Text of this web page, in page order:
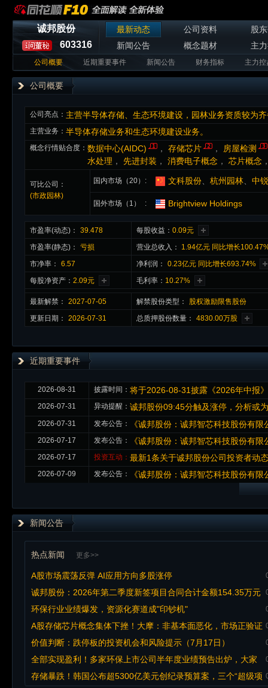
诚邦股份
603316
最新动态 公司资料
股
新闻公告
概念题材 主
公司概要 近期重要事件 新闻公告 财务指标 主力控
公司概要
公司亮点： 主营半导体存储、生态环境建设，园林业务资质较为
主营业务： 半导体存储业务和生态环境建设业务。
概念行情贴合度： 数据中心(AIDC) ， 存储芯片 ， 房屋检测
水处理 ， 先进封装 ， 消费电子概念 ， 芯片概念
可比公司：
(市政园林)
国内市场（20） 文科股份 杭州园林 中
国外市场（1） Brightview Holdings
市盈率(动态)： 39.478 每股收益： 0.09元
市盈率(静态)：
亏损 营业总收入： 1.94亿元 同比增长
市净率：
6.57 净利润：
0.23亿元 同比增长693.74%
每股净资产： 2.09元 毛利率： 10.27%
最新解禁 ： 2027-07-05 解禁股份类型：
股权激励限售股份
更新日期：
2026-07-31 总质押股份数量： 4830.00万股
近期重要事件
2026-08-31 披露时间： 将于2026-08-31披露《2026年中报》
2026-07-31 异动提醒： 诚邦股份09:45分触及涨停，分析或
2026-07-31 发布公告： 《诚邦股份：诚邦智芯科技股份有
2026-07-17 发布公告： 《诚邦股份：诚邦智芯科技股份有
2026-07-17 投资互动： 最新1条关于诚邦股份公司投资者动
2026-07-09 发布公告： 《诚邦股份：诚邦智芯科技股份有
新闻公告
热点新闻 更多>>
A股市场震荡反弹 AI应用方向多股涨停
诚邦股份：2026年第二季度新签项目合同合计金额154.35万元
环保行业业绩爆发，资源化赛道成"印钞机"
A股存储芯片概念集体下挫！大摩：非基本面恶化，市场正验证
盈利持续性
价值判断：跌停板的投资机会和风险提示（7月17日）
全部实现盈利！多家环保上市公司半年度业绩预告出炉，大家
好起来了
存储暴跌！韩国公布超5300亿美元创纪录预算案，三个“超级项